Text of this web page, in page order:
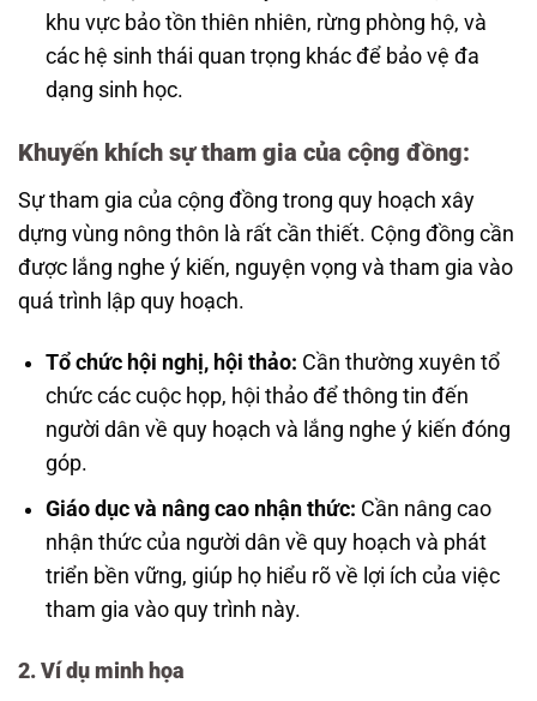
khu vực bảo tồn thiên nhiên, rừng phòng hộ, và
các hệ sinh thái quan trọng khác để bảo vệ đa
dạng sinh học.
Khuyến khích sự tham gia của cộng đồng:
Sự tham gia của cộng đồng trong quy hoạch xây
dựng vùng nông thôn là rất cần thiết. Cộng đồng cần
được lắng nghe ý kiến, nguyện vọng và tham gia vào
quá trình lập quy hoạch.
Tổ chức hội nghị, hội thảo: Cần thường xuyên tổ
chức các cuộc họp, hội thảo để thông tin đến
người dân về quy hoạch và lắng nghe ý kiến đóng
góp.
Giáo dục và nâng cao nhận thức: Cần nâng cao
nhận thức của người dân về quy hoạch và phát
triển bền vững, giúp họ hiểu rõ về lợi ích của việc
tham gia vào quy trình này.
2. Ví dụ minh họa